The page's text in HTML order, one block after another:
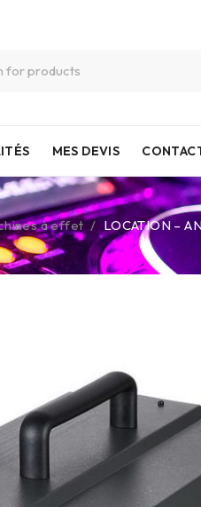
MES DEVIS
à effet / LOCATION –